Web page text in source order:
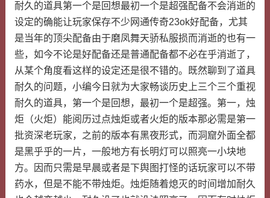
耐久的道具第一个是回想最初一个是超强配备不会消逝的
设定的确能让玩家保存不少网通传奇23ok好配备，尤其
是当年的顶尖配备由于磨凤舞天骄私服损而消逝的也有一
些，如今不论是好配备还是普通配备都不必在乎消逝了，
从某个角度看这样的设定还是很不错的。既然聊到了道具
耐久的问题，小编今日就为大家畅谈历史上三个三个重视
耐久的道具，第一个是回想，最初一个是超强。第一，烛
炬（火炬）能阅历过点烛炬或者火炬的版本那必需是第一
批资深老玩家，之前的版本有黑夜形式，而洞窟外面全都
是黑乎乎的一片，一般地方有长明灯可以照亮一小块地
方。因而只需是早晨或者是下舆图打怪的话玩家可以不带
药水，但是不能不带烛炬。烛炬随着熄灭的时间增加耐久